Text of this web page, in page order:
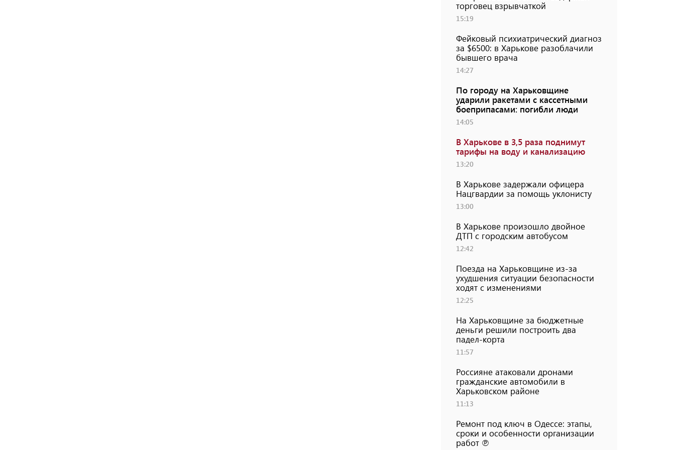
торговец взрывчаткой
15:19
Фейковый психиатрический диагноз
за $6500: в Харькове разоблачили
бывшего врача
14:27
По городу на Харьковщине
ударили ракетами с кассетными
боеприпасами: погибли люди
14:05
В Харькове в 3,5 раза поднимут
тарифы на воду и канализацию
13:20
В Харькове задержали офицера
Нацгвардии за помощь уклонисту
13:00
В Харькове произошло двойное
ДТП с городским автобусом
12:42
Поезда на Харьковщине из-за
ухудшения ситуации безопасности
ходят с изменениями
12:25
На Харьковщине за бюджетные
деньги решили построить два
падел-корта
11:57
Россияне атаковали дронами
гражданские автомобили в
Харьковском районе
11:13
Ремонт под ключ в Одессе: этапы,
сроки и особенности организации
работ ℗